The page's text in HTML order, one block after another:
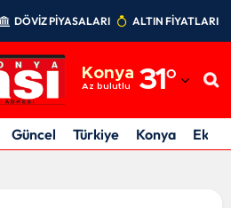
DÖVİZ PİYASALARI ALTIN FİYATLARI
Konya
Az bulutlu 31°
Adıyaman
Afyonkarahisar
Güncel Türkiye Konya